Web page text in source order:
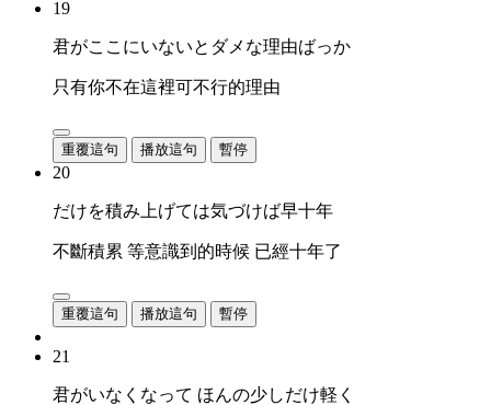
19
君がここにいないとダメな理由ばっか
只有你不在這裡可不行的理由
重覆這句 播放這句 暫停
20
だけを積み上げては気づけば早十年
不斷積累 等意識到的時候 已經十年了
重覆這句 播放這句 暫停
21
君がいなくなって ほんの少しだけ軽く